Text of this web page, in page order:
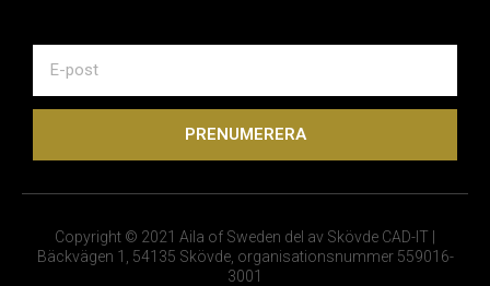
PRENUMERERA
Copyright © 2021 Aila of Sweden del av Skövde CAD-IT |
Bäckvägen 1, 54135 Skövde, organisationsnummer 559016-
3001